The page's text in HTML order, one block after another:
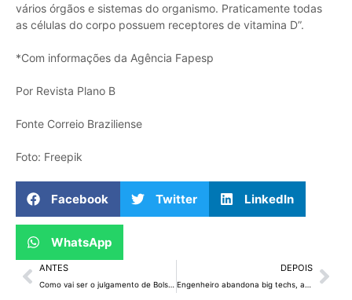
vários órgãos e sistemas do organismo. Praticamente todas
as células do corpo possuem receptores de vitamina D”.
*Com informações da Agência Fapesp
Por Revista Plano B
Fonte Correio Braziliense
Foto: Freepik
Facebook Twitter LinkedIn
WhatsApp
ANTES DEPOIS